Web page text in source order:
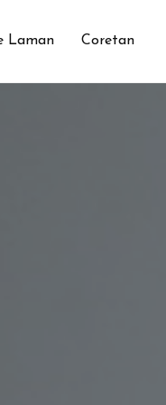
Laman Coretan